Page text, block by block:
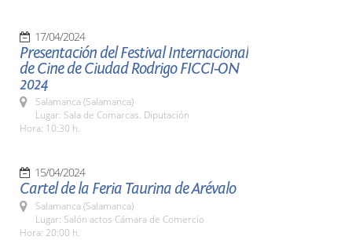
17/04/2024
Presentación del Festival Internacional
de Cine de Ciudad Rodrigo FICCI-ON
2024
Salamanca (Salamanca)
Lugar: Sala de Comarcas. Diputación
Hora: 10:30 h.
15/04/2024
Cartel de la Feria Taurina de Arévalo
Salamanca (Salamanca)
Lugar: Salón actos Cámara de Comercio
Hora: 20:00 h.